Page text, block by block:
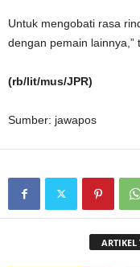
Untuk mengobati rasa
dengan pemain lainnya,”
(rb/lit/mus/JPR)
Sumber: jawapos
ARTIKEL